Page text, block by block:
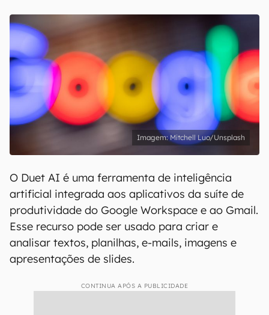
Mitchell Luo/Unsplash
O Duet AI é uma ferramenta de inteligência
artificial integrada aos aplicativos da suíte de
produtividade do Google Workspace e ao Gmail.
Esse recurso pode ser usado para criar e
analisar textos, planilhas, e-mails, imagens e
apresentações de slides.
CONTINUA APÓS A PUBLICIDADE